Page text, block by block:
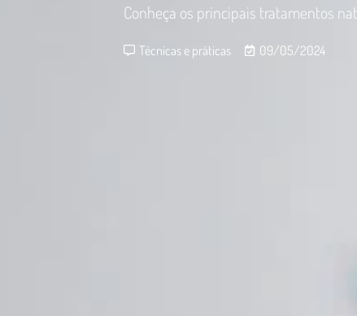
Conheça os principais tratamentos
Técnicas e práticas 09/05/2024